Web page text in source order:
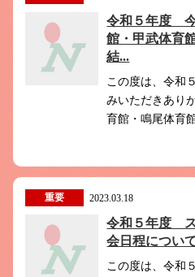
令和５年度
館・甲武体育
結...
この度は、令和
みいただきあり
育館・鳴尾体育
重要 2023.03.18
令和５年度
会日程につい
この度は、令和